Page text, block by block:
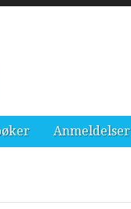
Anmeldelser